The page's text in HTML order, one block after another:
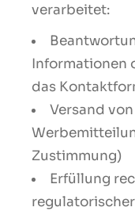
verarbeitet:
Informationen
das
Versand
Zustimmung)
Erfüllung